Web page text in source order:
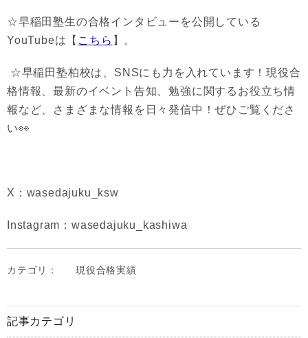
☆早稲田塾生の合格インタビューを公開している
YouTubeは【 こちら 】。
☆早稲田塾柏校は、SNSにも力を入れています！現役合
格情報、最新のイベント告知、勉強に関するお役立ち情
報など、さまざまな情報を日々発信中！ぜひご覧くださ
い👀
X：wasedajuku_ksw
Instagram：wasedajuku_kashiwa
カテゴリ： 現役合格実績
記事カテゴリ